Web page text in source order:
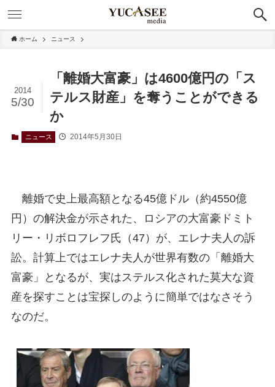
ホーム ニュース
「離婚大富豪」は4600億円の「ス
テルス財産」を奪うことができる
か
2014
5/30
ニュース 2014年5月30日
離婚で史上最高額となる45億ドル（約4550億
円）の解決金が示された、ロシアの大富豪ドミト
リー・リボロフレフ氏（47）が、エレナ夫人の訴
訟。計算上ではエレナ夫人が世界有数の「離婚大
富豪」となるが、実はステルス化された莫大な資
産を探すことは宝探しのように簡単ではなさそう
なのだ。